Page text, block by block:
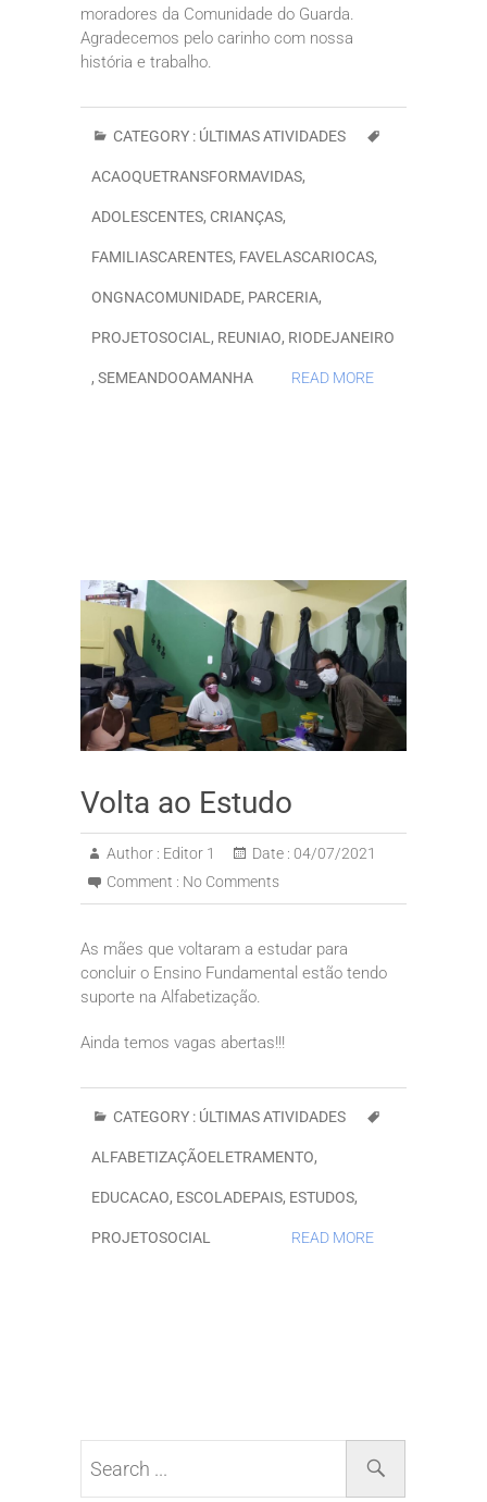
moradores da Comunidade do Guarda.
Agradecemos pelo carinho com nossa
história e trabalho.
CATEGORY : ÚLTIMAS ATIVIDADES
ACAOQUETRANSFORMAVIDAS,
ADOLESCENTES, CRIANÇAS,
FAMILIASCARENTES, FAVELASCARIOCAS,
ONGNACOMUNIDADE, PARCERIA,
PROJETOSOCIAL, REUNIAO, RIODEJANEIRO
, SEMEANDOOAMANHA READ MORE
Volta ao Estudo
Author : Editor 1 Date : 04/07/2021
Comment : No Comments
As mães que voltaram a estudar para
concluir o Ensino Fundamental estão tendo
suporte na Alfabetização.
Ainda temos vagas abertas!!!
CATEGORY : ÚLTIMAS ATIVIDADES
ALFABETIZAÇÃOELETRAMENTO,
EDUCACAO, ESCOLADEPAIS, ESTUDOS,
PROJETOSOCIAL READ MORE